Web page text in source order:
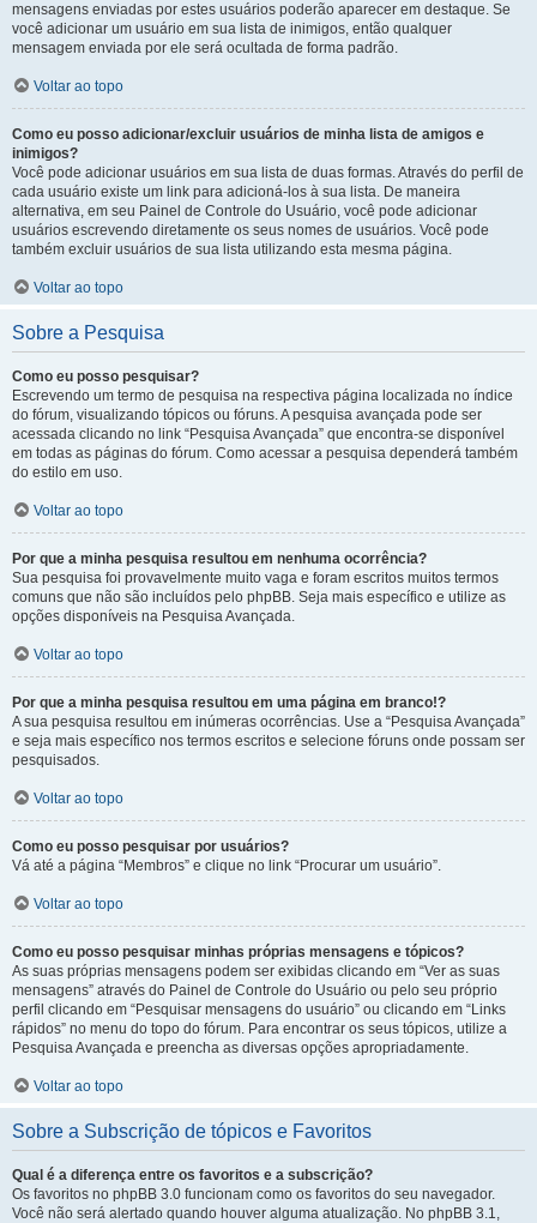
mensagens enviadas por estes usuários poderão aparecer em destaque. Se
você adicionar um usuário em sua lista de inimigos, então qualquer
mensagem enviada por ele será ocultada de forma padrão.
Voltar ao topo
Como eu posso adicionar/excluir usuários de minha lista de amigos e
inimigos?
Você pode adicionar usuários em sua lista de duas formas. Através do perfil de
cada usuário existe um link para adicioná-los à sua lista. De maneira
alternativa, em seu Painel de Controle do Usuário, você pode adicionar
usuários escrevendo diretamente os seus nomes de usuários. Você pode
também excluir usuários de sua lista utilizando esta mesma página.
Voltar ao topo
Sobre a Pesquisa
Como eu posso pesquisar?
Escrevendo um termo de pesquisa na respectiva página localizada no índice
do fórum, visualizando tópicos ou fóruns. A pesquisa avançada pode ser
acessada clicando no link “Pesquisa Avançada” que encontra-se disponível
em todas as páginas do fórum. Como acessar a pesquisa dependerá também
do estilo em uso.
Voltar ao topo
Por que a minha pesquisa resultou em nenhuma ocorrência?
Sua pesquisa foi provavelmente muito vaga e foram escritos muitos termos
comuns que não são incluídos pelo phpBB. Seja mais específico e utilize as
opções disponíveis na Pesquisa Avançada.
Voltar ao topo
Por que a minha pesquisa resultou em uma página em branco!?
A sua pesquisa resultou em inúmeras ocorrências. Use a “Pesquisa Avançada”
e seja mais específico nos termos escritos e selecione fóruns onde possam ser
pesquisados.
Voltar ao topo
Como eu posso pesquisar por usuários?
Vá até a página “Membros” e clique no link “Procurar um usuário”.
Voltar ao topo
Como eu posso pesquisar minhas próprias mensagens e tópicos?
As suas próprias mensagens podem ser exibidas clicando em “Ver as suas
mensagens” através do Painel de Controle do Usuário ou pelo seu próprio
perfil clicando em “Pesquisar mensagens do usuário” ou clicando em “Links
rápidos” no menu do topo do fórum. Para encontrar os seus tópicos, utilize a
Pesquisa Avançada e preencha as diversas opções apropriadamente.
Voltar ao topo
Sobre a Subscrição de tópicos e Favoritos
Qual é a diferença entre os favoritos e a subscrição?
Os favoritos no phpBB 3.0 funcionam como os favoritos do seu navegador.
Você não será alertado quando houver alguma atualização. No phpBB 3.1,